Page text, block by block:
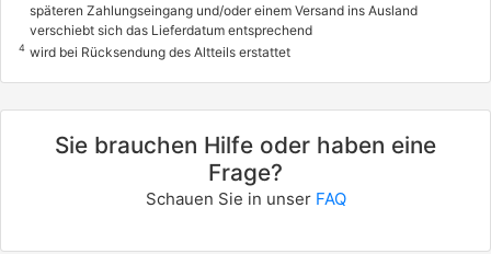
späteren Zahlungseingang und/oder einem Versand ins Ausland
verschiebt sich das Lieferdatum entsprechend
4 wird bei Rücksendung des Altteils erstattet
Sie brauchen Hilfe oder haben eine
Frage?
Schauen Sie in unser FAQ